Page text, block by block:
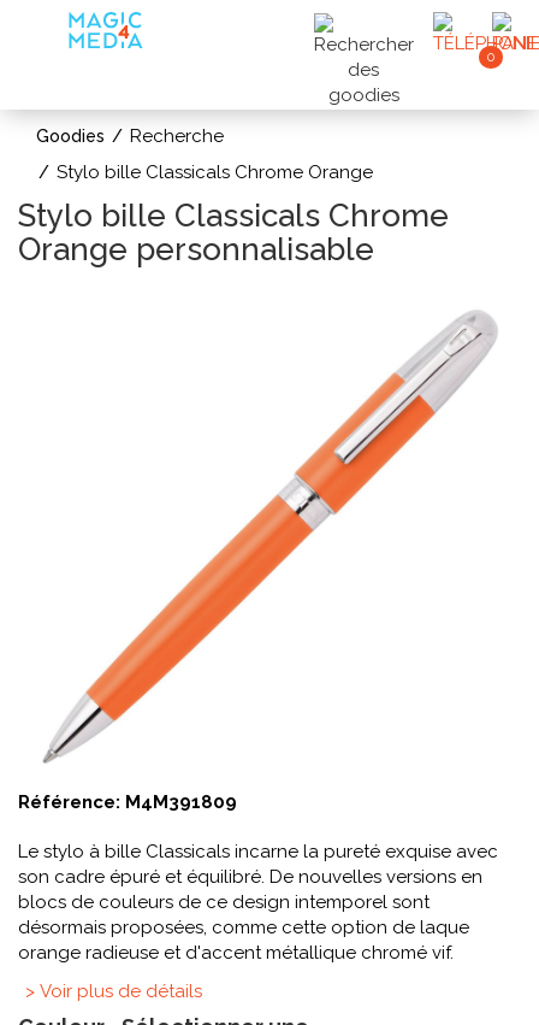
0
Goodies
Recherche
Stylo bille Classicals Chrome Orange
Stylo bille Classicals Chrome
Orange personnalisable
Référence: M4M391809
Le stylo à bille Classicals incarne la pureté exquise avec
son cadre épuré et équilibré. De nouvelles versions en
blocs de couleurs de ce design intemporel sont
désormais proposées, comme cette option de laque
orange radieuse et d'accent métallique chromé vif.
> Voir plus de détails